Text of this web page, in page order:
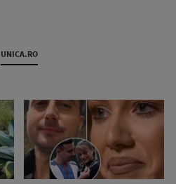
UNICA.RO